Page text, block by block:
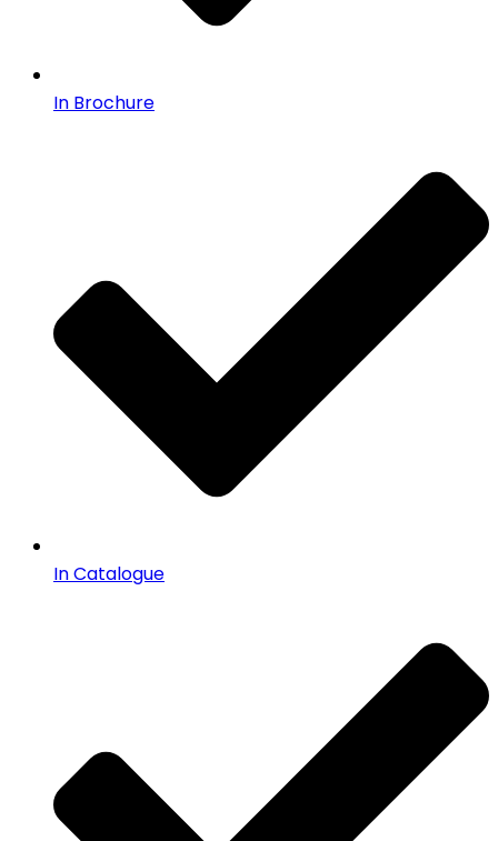
In Brochure
In Catalogue